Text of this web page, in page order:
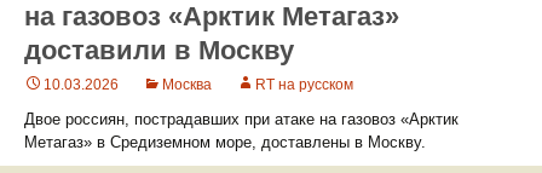
на газовоз «Арктик Метагаз»
доставили в Москву
10.03.2026 Москва RT на русском
Двое россиян, пострадавших при атаке на газовоз «Арктик
Метагаз» в Средиземном море, доставлены в Москву.